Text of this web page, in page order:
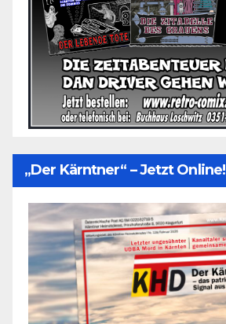
„Der Kärntner“ – Jetzt Online!